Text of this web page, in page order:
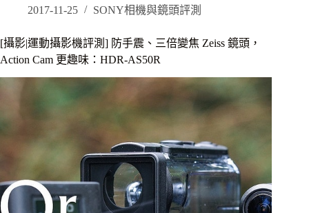
評
散
景
SONY
頭
新
時
2017-11-25 SONY相機與鏡頭評測
[攝影|運動攝影機評測] 防手震、三倍變焦 Zeiss 鏡頭，
Action Cam 更趣味：HDR-AS50R